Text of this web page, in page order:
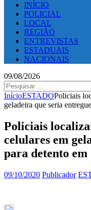
INÍCIO
POLICIAL
LOCAL
REGIÃO
ENTREVISTAS
ESTADUAIS
NACIONAIS
09/08/2026
Pesquisar
por:
InícioESTADOPoliciais
geladeira que seria
Policiais
celulares em
para detento
09/10/2020 Publicador